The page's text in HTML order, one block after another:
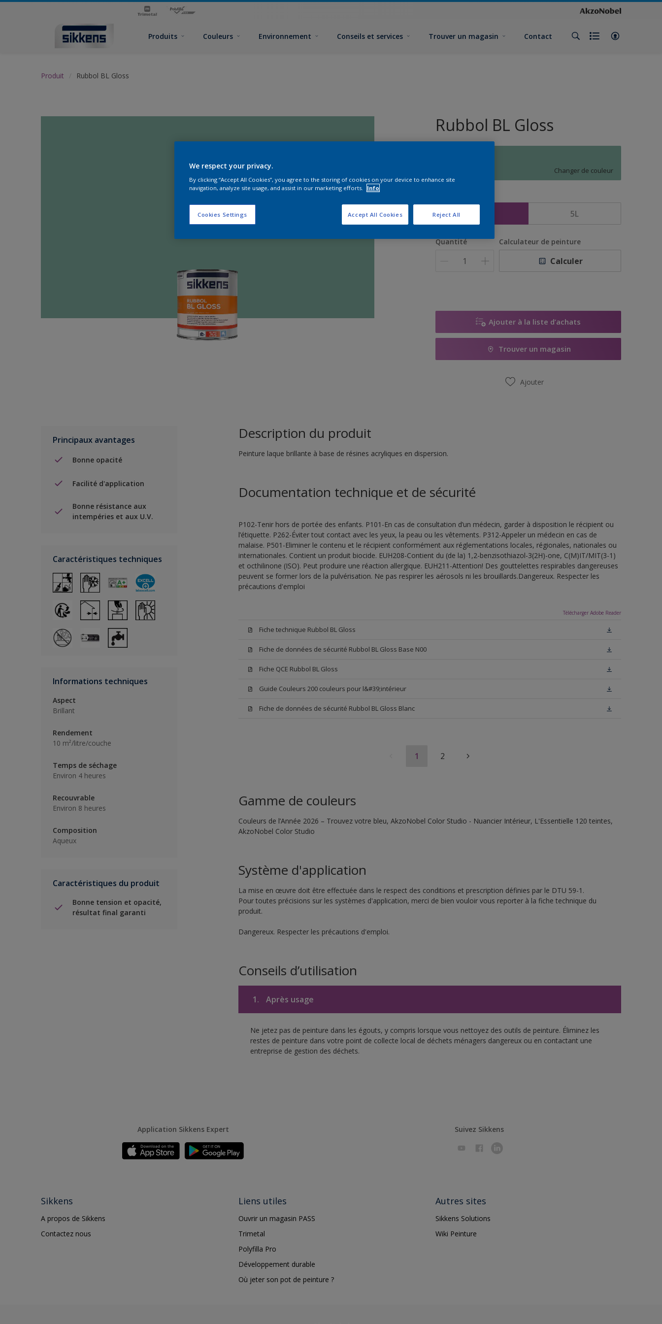
Produits Couleurs Environnement Conseils et services Trouver un magasin Contact
Produit Rubbol BL Gloss
Rubbol BL Gloss
Changer de couleur
5L
Quantité Calculateur de peinture
Calculer
Ajouter à la liste d’achats
Trouver un magasin
Ajouter
Principaux avantages
Bonne opacité
Facilité d'application
Bonne résistance aux
intempéries et aux U.V.
Caractéristiques techniques
Informations techniques
Aspect
Brillant
Rendement
10 m²/litre/couche
Temps de séchage
Environ 4 heures
Recouvrable
Environ 8 heures
Composition
Aqueux
Caractéristiques du produit
Bonne tension et opacité,
résultat final garanti
Description du produit
Peinture laque brillante à base de résines acryliques en dispersion.
Documentation technique et de sécurité
P102-Tenir hors de portée des enfants. P101-En cas de consultation d’un médecin, garder à disposition le récipient ou
l’étiquette. P262-Éviter tout contact avec les yeux, la peau ou les vêtements. P312-Appeler un médecin en cas de
malaise. P501-Eliminer le contenu et le récipient conformément aux réglementations locales, régionales, nationales ou
internationales. Contient un produit biocide. EUH208-Contient du (de la) 1,2-benzisothiazol-3(2H)-one, C(M)IT/MIT(3-1)
et octhilinone (ISO). Peut produire une réaction allergique. EUH211-Attention! Des gouttelettes respirables dangereuses
peuvent se former lors de la pulvérisation. Ne pas respirer les aérosols ni les brouillards.Dangereux. Respecter les
précautions d'emploi
Télécharger Adobe Reader
Fiche technique Rubbol BL Gloss
Fiche de données de sécurité Rubbol BL Gloss Base N00
Fiche QCE Rubbol BL Gloss
Guide Couleurs 200 couleurs pour l&#39;intérieur
Fiche de données de sécurité Rubbol BL Gloss Blanc
1 2
Gamme de couleurs
Couleurs de l’Année 2026 – Trouvez votre bleu, AkzoNobel Color Studio - Nuancier Intérieur, L'Essentielle 120 teintes,
AkzoNobel Color Studio
Système d'application
La mise en œuvre doit être effectuée dans le respect des conditions et prescription définies par le DTU 59-1.
Pour toutes précisions sur les systèmes d'application, merci de bien vouloir vous reporter à la fiche technique du
produit.
Dangereux. Respecter les précautions d'emploi.
Conseils d’utilisation
1. Après usage
Ne jetez pas de peinture dans les égouts, y compris lorsque vous nettoyez des outils de peinture. Éliminez les
restes de peinture dans votre point de collecte local de déchets ménagers dangereux ou en contactant une
entreprise de gestion des déchets.
Application Sikkens Expert Suivez Sikkens
Sikkens
A propos de Sikkens
Contactez nous
Liens utiles
Ouvrir un magasin PASS
Trimetal
Polyfilla Pro
Développement durable
Où jeter son pot de peinture ?
Autres sites
Sikkens Solutions
Wiki Peinture
We respect your privacy.
By clicking “Accept All Cookies”, you agree to the storing of cookies on your device to enhance site
navigation, analyze site usage, and assist in our marketing efforts.
Info
Cookies Settings Reject All
Accept All Cookies